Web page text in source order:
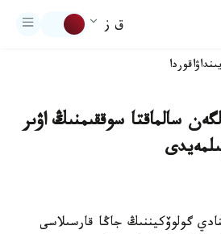
ق ز
اقوردا
سالماقتا سوققىمنىڭ اۋىر
گولوۆكيننىڭ جاڭا قارسىلاسى